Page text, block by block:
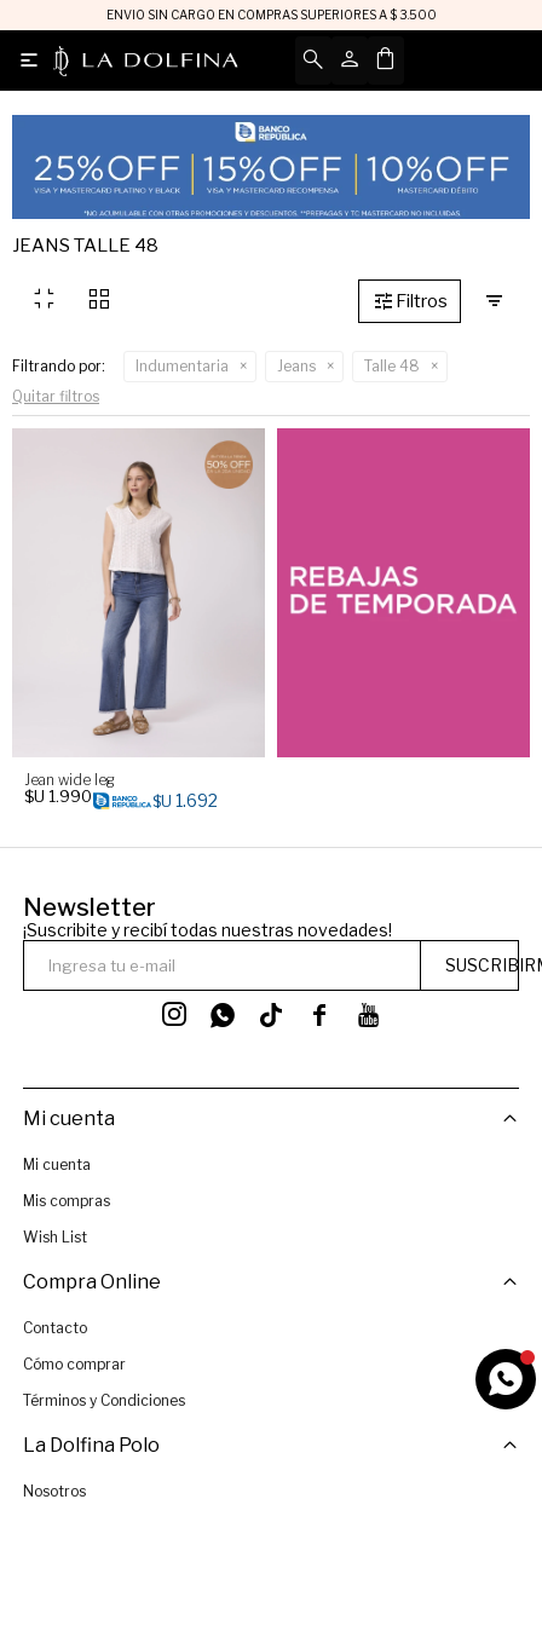
ENVIO SIN CARGO EN COMPRAS SUPERIORES A $ 3.500

JEANS TALLE 48
fullscreen_exit grid_view
Filtrando por: Indumentaria Jeans
Talle 48
Quitar filtros
Jean wide leg
$U 1.990 $U 1.692
Newsletter
¡Suscribite y recibí todas nuestras novedades!
 
 
Mi cuenta
Mi cuenta
Mis compras
Wish List
Compra Online
Contacto
Cómo comprar
Términos y Condiciones
La Dolfina Polo
Nosotros